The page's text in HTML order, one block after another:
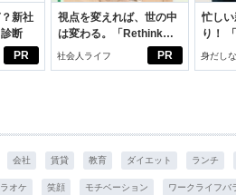
PR
新社
断
PR
視点を変えれば、世の中
は変わる。「Rethink
PROJECT」がつたえた
社会人ライフ
忙し
り！
じめ
イケ
身だし
スアイ
会社 賃貸 教育 ダイエット ランチ
オケ 笑顔 モチベーション ワークライフバ